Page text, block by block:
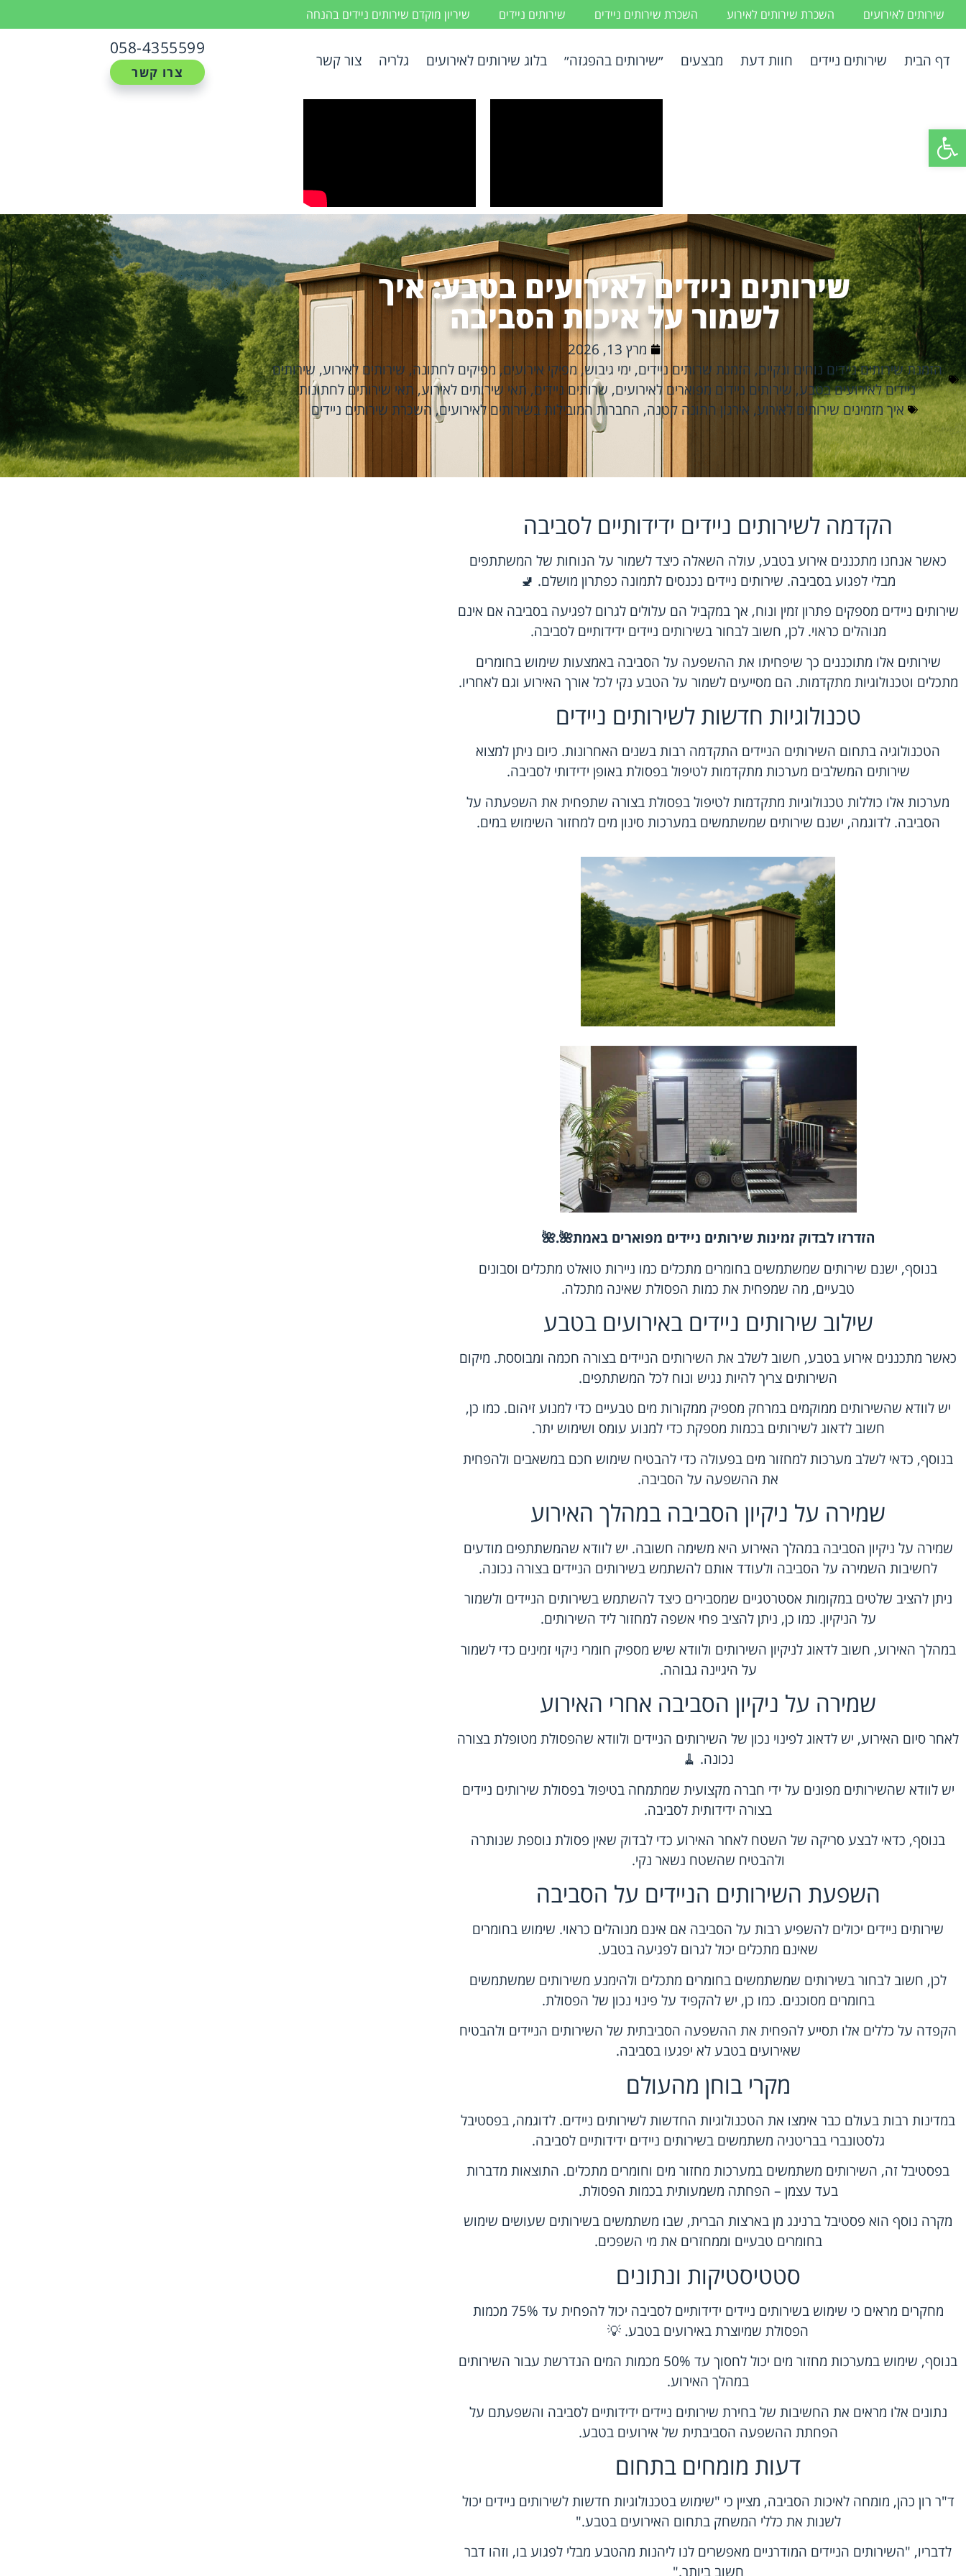
פתח סרגל נגישות
שירותים לאירועים השכרת שירותים לאירוע השכרת שירותים ניידים שירותים ניידים שיריון מוקדם שירותים ניידים בהנחה
דף הבית שירותים ניידים חוות דעת מבצעים ״שירותים בהפגזה״ בלוג שירותים לאירועים גלריה צור קשר
058-4355599
צרו קשר
שירותים ניידים לאירועים בטבע: איך
לשמור על איכות הסביבה
מרץ 13, 2026
הזמנת שירותים ניידים נוחים ונקיים, הזמנת שרותים ניידים, ימי גיבוש, מפיקי אירועים, מפיקים לחתונה, שירותים לאירוע, שירותים
ניידים לאירועים בטבע, שירותים ניידים מפוארים לאירועים, שרותים ניידים, תאי שירותים לאירוע,תאי שירותים לחתונות
איך מזמינים שירותים לאירוע, אירגון חתונה קטנה, החברות המובילות בשירותים לאירועים, השכרת שירותים ניידים
הקדמה לשירותים ניידים ידידותיים לסביבה
כאשר אנחנו מתכננים אירוע בטבע, עולה השאלה כיצד לשמור על הנוחות של המשתתפים
מבלי לפגוע בסביבה. שירותים ניידים נכנסים לתמונה כפתרון מושלם. 🚽
שירותים ניידים מספקים פתרון זמין ונוח, אך במקביל הם עלולים לגרום לפגיעה בסביבה אם אינם
מנוהלים כראוי. לכן, חשוב לבחור בשירותים ניידים ידידותיים לסביבה.
שירותים אלו מתוכננים כך שיפחיתו את ההשפעה על הסביבה באמצעות שימוש בחומרים
מתכלים וטכנולוגיות מתקדמות. הם מסייעים לשמור על הטבע נקי לכל אורך האירוע וגם לאחריו.
טכנולוגיות חדשות לשירותים ניידים
הטכנולוגיה בתחום השירותים הניידים התקדמה רבות בשנים האחרונות. כיום ניתן למצוא
שירותים המשלבים מערכות מתקדמות לטיפול בפסולת באופן ידידותי לסביבה.
מערכות אלו כוללות טכנולוגיות מתקדמות לטיפול בפסולת בצורה שתפחית את השפעתה על
הסביבה. לדוגמה, ישנם שירותים שמשתמשים במערכות סינון מים למחזור השימוש במים.
הזדרזו לבדוק זמינות שירותים ניידים מפוארים באמת🌺
.
🌺
בנוסף, ישנם שירותים שמשתמשים בחומרים מתכלים כמו ניירות טואלט מתכלים וסבונים
טבעיים, מה שמפחית את כמות הפסולת שאינה מתכלה.
שילוב שירותים ניידים באירועים בטבע
כאשר מתכננים אירוע בטבע, חשוב לשלב את השירותים הניידים בצורה חכמה ומבוססת. מיקום
השירותים צריך להיות נגיש ונוח לכל המשתתפים.
יש לוודא שהשירותים ממוקמים במרחק מספיק ממקורות מים טבעיים כדי למנוע זיהום. כמו כן,
חשוב לדאוג לשירותים בכמות מספקת כדי למנוע עומס ושימוש יתר.
בנוסף, כדאי לשלב מערכות למחזור מים בפעולה כדי להבטיח שימוש חכם במשאבים ולהפחית
את ההשפעה על הסביבה.
שמירה על ניקיון הסביבה במהלך האירוע
שמירה על ניקיון הסביבה במהלך האירוע היא משימה חשובה. יש לוודא שהמשתתפים מודעים
לחשיבות השמירה על הסביבה ולעודד אותם להשתמש בשירותים הניידים בצורה נכונה.
ניתן להציב שלטים במקומות אסטרטגיים שמסבירים כיצד להשתמש בשירותים הניידים ולשמור
על הניקיון. כמו כן, ניתן להציב פחי אשפה למחזור ליד השירותים.
במהלך האירוע, חשוב לדאוג לניקיון השירותים ולוודא שיש מספיק חומרי ניקוי זמינים כדי לשמור
על היגיינה גבוהה.
שמירה על ניקיון הסביבה אחרי האירוע
לאחר סיום האירוע, יש לדאוג לפינוי נכון של השירותים הניידים ולוודא שהפסולת מטופלת בצורה
נכונה. 🧹
יש לוודא שהשירותים מפונים על ידי חברה מקצועית שמתמחה בטיפול בפסולת שירותים ניידים
בצורה ידידותית לסביבה.
בנוסף, כדאי לבצע סריקה של השטח לאחר האירוע כדי לבדוק שאין פסולת נוספת שנותרה
ולהבטיח שהשטח נשאר נקי.
השפעת השירותים הניידים על הסביבה
שירותים ניידים יכולים להשפיע רבות על הסביבה אם אינם מנוהלים כראוי. שימוש בחומרים
שאינם מתכלים יכול לגרום לפגיעה בטבע.
לכן, חשוב לבחור בשירותים שמשתמשים בחומרים מתכלים ולהימנע משירותים שמשתמשים
בחומרים מסוכנים. כמו כן, יש להקפיד על פינוי נכון של הפסולת.
הקפדה על כללים אלו תסייע להפחית את ההשפעה הסביבתית של השירותים הניידים ולהבטיח
שאירועים בטבע לא יפגעו בסביבה.
מקרי בוחן מהעולם
במדינות רבות בעולם כבר אימצו את הטכנולוגיות החדשות לשירותים ניידים. לדוגמה, בפסטיבל
גלסטונברי בבריטניה משתמשים בשירותים ניידים ידידותיים לסביבה.
בפסטיבל זה, השירותים משתמשים במערכות מחזור מים וחומרים מתכלים. התוצאות מדברות
בעד עצמן – הפחתה משמעותית בכמות הפסולת.
מקרה נוסף הוא פסטיבל ברנינג מן בארצות הברית, שבו משתמשים בשירותים שעושים שימוש
בחומרים טבעיים וממחזרים את מי השפכים.
סטטיסטיקות ונתונים
מחקרים מראים כי שימוש בשירותים ניידים ידידותיים לסביבה יכול להפחית עד 75% מכמות
הפסולת שמיוצרת באירועים בטבע. 💡
בנוסף, שימוש במערכות מחזור מים יכול לחסוך עד 50% מכמות המים הנדרשת עבור השירותים
במהלך האירוע.
נתונים אלו מראים את החשיבות של בחירת שירותים ניידים ידידותיים לסביבה והשפעתם על
הפחתת ההשפעה הסביבתית של אירועים בטבע.
דעות מומחים בתחום
ד"ר רון כהן, מומחה לאיכות הסביבה, מציין כי "שימוש בטכנולוגיות חדשות לשירותים ניידים יכול
לשנות את כללי המשחק בתחום האירועים בטבע."
לדבריו, "השירותים הניידים המודרניים מאפשרים לנו ליהנות מהטבע מבלי לפגוע בו, וזהו דבר
חשוב ביותר."